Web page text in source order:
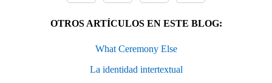
OTROS ARTÍCULOS EN ESTE BLOG:
What Ceremony Else
La identidad intertextual